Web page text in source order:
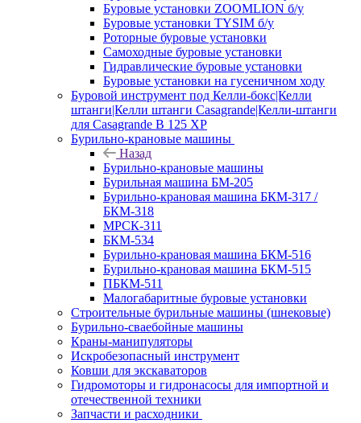
Буровые установки ZOOMLION б/у
Буровые установки TYSIM б/у
Роторные буровые установки
Самоходные буровые установки
Гидравлические буровые установки
Буровые установки на гусеничном ходу
Буровой инструмент под Келли-бокс|Келли
штанги|Келли штанги Casagrande|Келли-штанги
для Casagrande B 125 XP
Бурильно-крановые машины
Назад
Бурильно-крановые машины
Бурильная машина БМ-205
Бурильно-крановая машина БКМ-317 /
БКМ-318
МРСК-311
БКМ-534
Бурильно-крановая машина БКМ-516
Бурильно-крановая машина БКМ-515
ПБКМ-511
Малогабаритные буровые установки
Строительные бурильные машины (шнековые)
Бурильно-сваебойные машины
Краны-манипуляторы
Искробезопасный инструмент
Ковши для экскаваторов
Гидромоторы и гидронасосы для импортной и
отечественной техники
Запчасти и расходники